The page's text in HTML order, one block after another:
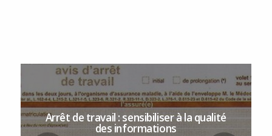
Arrêt de travail : sensibiliser à la qualité
des informations